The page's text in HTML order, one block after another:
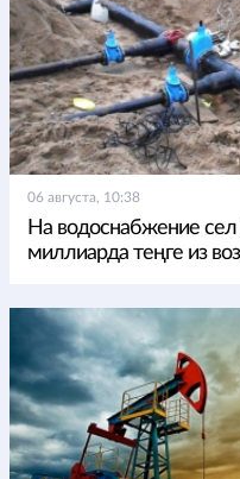
06 августа, 10:38
На водоснабжение
миллиарда теңге из